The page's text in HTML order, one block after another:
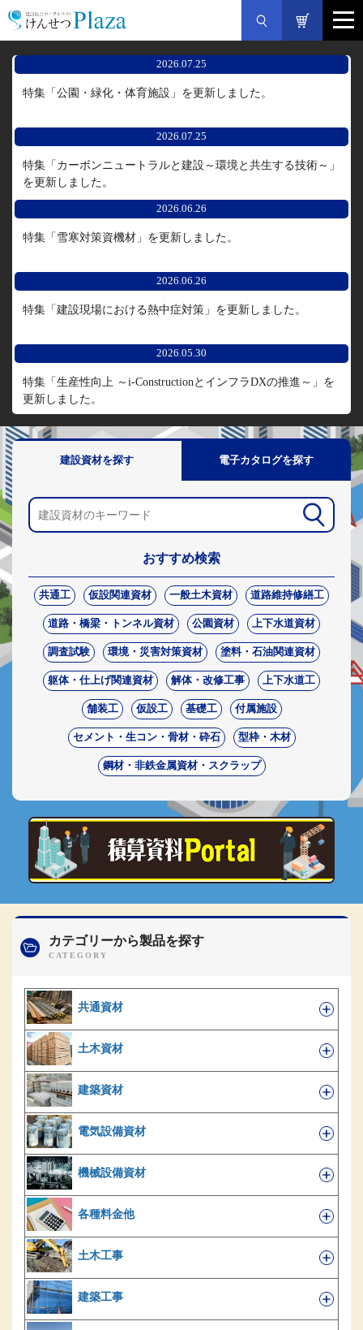
2026.07.25
特集「公園・緑化・体育施設」を更新しました。
2026.07.25
特集「カーボンニュートラルと建設～環境と共生する技術～」
を更新しました。
2026.06.26
特集「雪寒対策資機材」を更新しました。
2026.06.26
特集「建設現場における熱中症対策」を更新しました。
2026.05.30
特集「生産性向上 ～i-ConstructionとインフラDXの推進～」を
更新しました。
建設資材を探す 電子カタログを探す
おすすめ検索
共通工 仮設関連資材 一般土木資材 道路維持修繕工
道路・橋梁・トンネル資材 公園資材 上下水道資材
調査試験 環境・災害対策資材 塗料・石油関連資材
躯体・仕上げ関連資材 解体・改修工事 上下水道工
舗装工 仮設工 基礎工 付属施設
セメント・生コン・骨材・砕石 型枠・木材
鋼材・非鉄金属資材・スクラップ
カテゴリーから製品を探す
共通資材
土木資材
建築資材
電気設備資材
機械設備資材
各種料金他
土木工事
建築工事